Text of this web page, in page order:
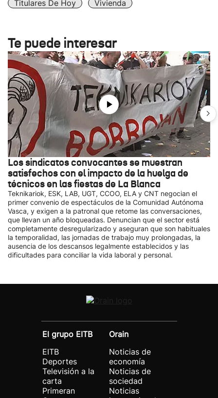
Titulares De Hoy
Vivienda
Te puede interesar
Los sindicatos convocantes se muestran
satisfechos con el impacto de la huelga de
técnicos en las fiestas de La Blanca
Teknikariok, ESK, LAB, UGT, CCOO, ELA y CNT negocian el
primer convenio de espectáculos de la Comunidad Autónoma
Vasca, y exigen a la patronal que retome las conversaciones,
que llevan un año bloqueadas. Denuncian que el sector está
completamente desregularizado y aseguran que son habituales
la temporalidad, las jornadas de trabajo muy prolongadas, la
ausencia de los descansos legalmente establecidos y las
dificultades para conciliar la vida laboral y personal.
El grupo EITB
EITB
Deportes
Televisión a la
carta
Primeran
Orain
Noticias de
economía
Noticias de
sociedad
Noticias